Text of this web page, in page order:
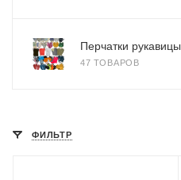
Перчатки рукавицы
47 ТОВАРОВ
ФИЛЬТР